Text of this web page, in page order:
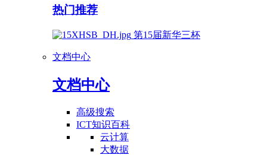
热门推荐
第15届新华三杯
文档中心
文档中心
高级搜索
ICT知识百科
云计算
大数据